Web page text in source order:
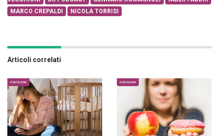
MARCO CREPALDI
NICOLA TORRISI
Articoli correlati
PSICOLOGIA PSICOLOGIA